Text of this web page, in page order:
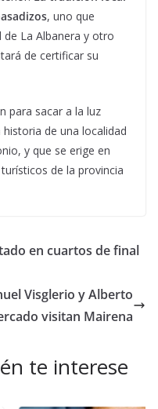
, uno que
La Albanera y otro
de certificar su
para sacar a la luz
de una localidad
y que se erige en
de la provincia
en cuartos de final
Visglerio y Alberto
visitan Mairena
te interese